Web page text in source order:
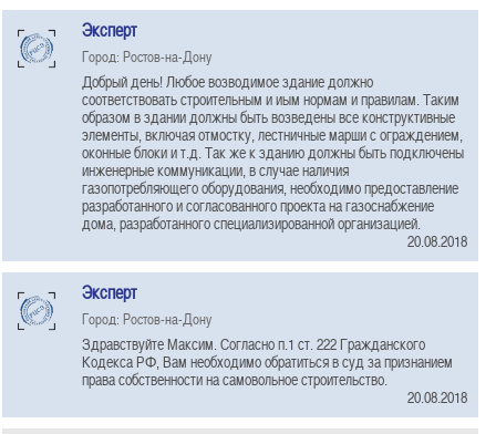
Эксперт
Город: Ростов-на-Дону
Добрый день! Любое возводимое здание должно
соответствовать строительным и иым нормам и правилам. Таким
образом в здании должны быть возведены все конструктивные
элементы, включая отмостку, лестничные марши с ограждением,
оконные блоки и т.д. Так же к зданию должны быть подключены
инженерные коммуникации, в случае наличия
газопотребляющего оборудования, необходимо предоставление
разработанного и согласованного проекта на газоснабжение
дома, разработанного специализированной организацией.
20.08.2018
Эксперт
Город: Ростов-на-Дону
Здравствуйте Максим. Согласно п.1 ст. 222 Гражданского
Кодекса РФ, Вам необходимо обратиться в суд за признанием
права собственности на самовольное строительство.
20.08.2018